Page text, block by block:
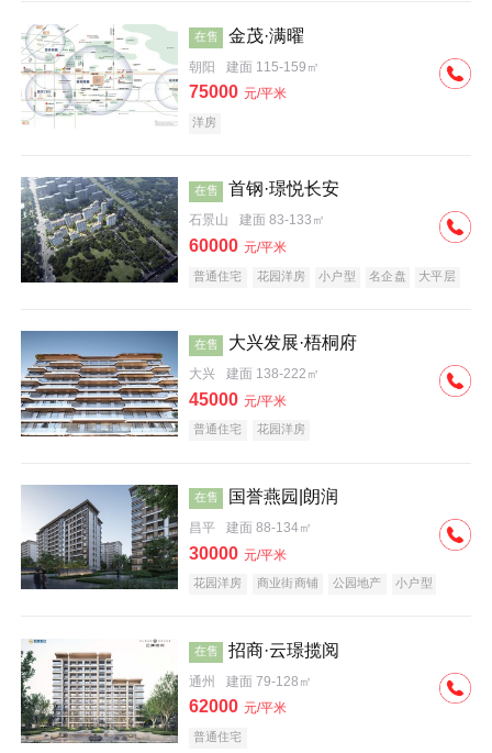
在售 金茂·满曜
朝阳 建面 115-159㎡
75000 元/平米
洋房
在售 首钢·璟悦长安
石景山 建面 83-133㎡
60000 元/平米
普通住宅 花园洋房 小户型 名企盘 大平层
在售 大兴发展·梧桐府
大兴 建面 138-222㎡
45000 元/平米
普通住宅 花园洋房
在售 国誉燕园|朗润
昌平 建面 88-134㎡
30000 元/平米
花园洋房 商业街商铺 公园地产
小户型
在售 招商·云璟揽阅
通州 建面 79-128㎡
62000 元/平米
普通住宅